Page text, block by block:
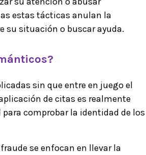
estas tácticas anulan la
su situación o buscar ayuda.
sin que entre en juego el
de citas es realmente
comprobar la identidad de los
se enfocan en llevar la